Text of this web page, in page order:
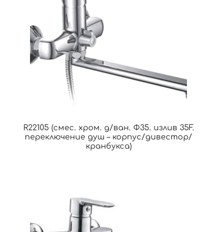
R22105 (смес. хром. д/ван. Ф35. излив 35F.
переключение душ – корпус/дивестор/
кранбукса)